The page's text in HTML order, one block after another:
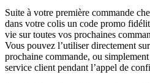
Suite à votre première commande
dans votre colis un code promo
vie sur toutes vos prochaines
Vous pouvez l’utiliser directement
prochaine commande, ou
service client pendant l’appel de